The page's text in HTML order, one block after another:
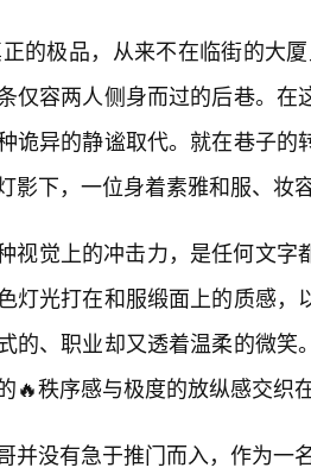
正的极品，从来不在临街的大
仅容两人侧身而过的后巷。
诡异的静谧取代。就在巷子
影下，一位身着素雅和服、妆
视觉上的冲击力，是任何文字
灯光打在和服缎面上的质感
的、职业却又透着温柔的微
🔥秩序感与极度的放纵感交织
并没有急于推门而入，作为一